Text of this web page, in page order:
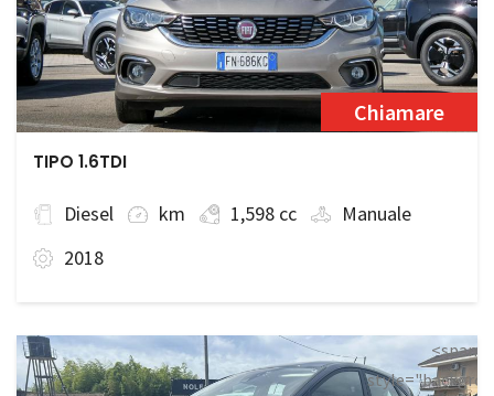
Chiamare
TIPO 1.6TDI
Diesel km 1,598 cc
Manuale
2018
<span